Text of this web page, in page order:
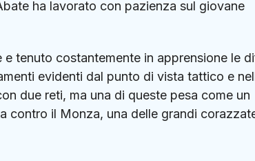
ha lavorato con pazienza sul giovane
tenuto costantemente in apprensione le
evidenti dal punto di vista tattico e
due reti, ma una di queste pesa come un
contro il Monza, una delle grandi